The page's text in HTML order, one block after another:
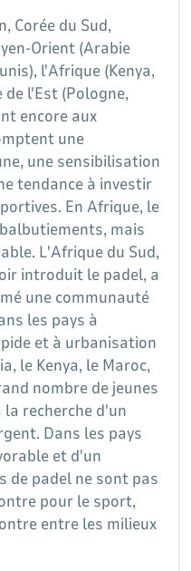
Corée du Sud,
Orient (Arabie
l'Afrique (Kenya,
l'Est (Pologne,
encore aux
une
une sensibilisation
tendance à investir
En Afrique, le
mais
L'Afrique du Sud,
introduit le padel, a
une communauté
les pays à
et à urbanisation
le Kenya, le Maroc,
nombre de jeunes
recherche d'un
Dans les pays
et d'un
de padel ne sont pas
pour le sport,
entre les milieux